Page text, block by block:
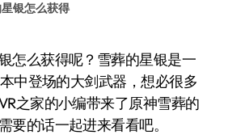
银怎么获得
中登场的大剑武器，想必很多
之家的小编带来了原神雪葬的
要的话一起进来看看吧。